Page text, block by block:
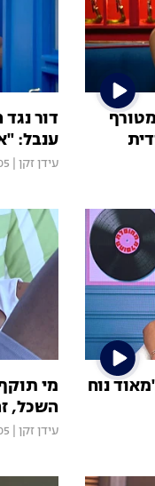
דור
ענבל:
עידן זקן
נוח
מי
השכל,
עידן זקן